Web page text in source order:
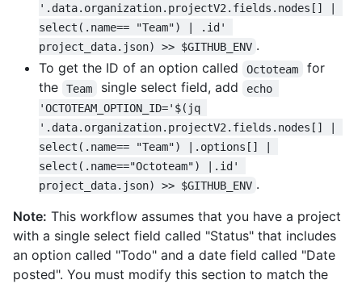
'.data.organization.projectV2.fields.nodes[] |
select(.name== "Team") | .id'
project_data.json) >> $GITHUB_ENV .
To get the ID of an option called
Octoteam
for
the
Team single select field, add
echo
'OCTOTEAM_OPTION_ID='$(jq
'.data.organization.projectV2.fields.nodes[] |
select(.name== "Team") |.options[] |
select(.name=="Octoteam") |.id'
project_data.json) >> $GITHUB_ENV .
Note: This workflow assumes that you have a project
with a single select field called "Status" that includes
an option called "Todo" and a date field called "Date
posted". You must modify this section to match the